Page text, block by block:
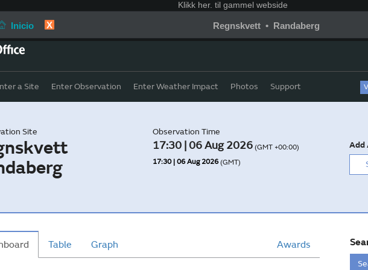
Klikk her. til gammel webside
Inicio X Regnskvett • Randaberg